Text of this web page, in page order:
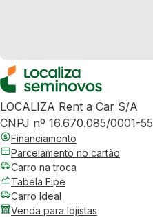
LOCALIZA Rent a Car S/A
CNPJ nº 16.670.085/0001-55
Financiamento
Parcelamento no cartão
Carro na troca
Tabela Fipe
Carro Ideal
Venda para lojistas